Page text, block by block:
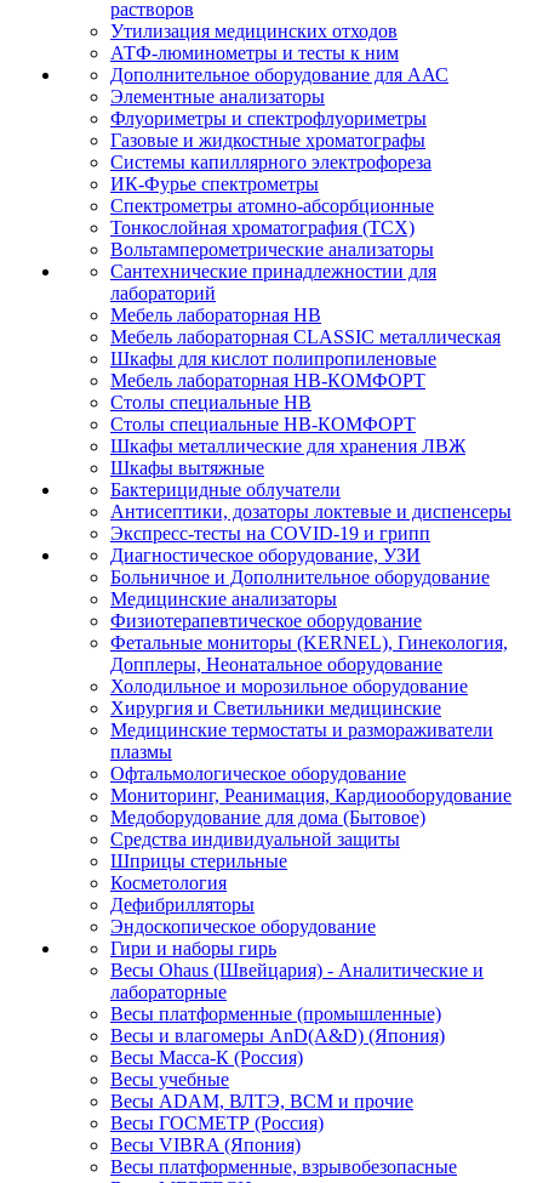
растворов
Утилизация медицинских отходов
АТФ-люминометры и тесты к ним
Дополнительное оборудование для ААС
Элементные анализаторы
Флуориметры и спектрофлуориметры
Газовые и жидкостные хроматографы
Системы капиллярного электрофореза
ИК-Фурье спектрометры
Спектрометры атомно-абсорбционные
Тонкослойная хроматография (ТСХ)
Вольтамперометрические анализаторы
Сантехнические принадлежностии для
лабораторий
Мебель лабораторная НВ
Мебель лабораторная CLASSIC металлическая
Шкафы для кислот полипропиленовые
Мебель лабораторная НВ-КОМФОРТ
Столы специальные НВ
Столы специальные НВ-КОМФОРТ
Шкафы металлические для хранения ЛВЖ
Шкафы вытяжные
Бактерицидные облучатели
Антисептики, дозаторы локтевые и диспенсеры
Экспресс-тесты на COVID-19 и грипп
Диагностическое оборудование, УЗИ
Больничное и Дополнительное оборудование
Медицинские анализаторы
Физиотерапевтическое оборудование
Фетальные мониторы (KERNEL), Гинекология,
Допплеры, Неонатальное оборудование
Холодильное и морозильное оборудование
Хирургия и Светильники медицинские
Медицинские термостаты и размораживатели
плазмы
Офтальмологическое оборудование
Мониторинг, Реанимация, Кардиооборудование
Медоборудование для дома (Бытовое)
Средства индивидуальной защиты
Шприцы стерильные
Косметология
Дефибрилляторы
Эндоскопическое оборудование
Гири и наборы гирь
Весы Ohaus (Швейцария) - Аналитические и
лабораторные
Весы платформенные (промышленные)
Весы и влагомеры AnD(A&D) (Япония)
Весы Масса-К (Россия)
Весы учебные
Весы ADAM, ВЛТЭ, BCM и прочие
Весы ГОСМЕТР (Россия)
Весы VIBRA (Япония)
Весы платформенные, взрывобезопасные